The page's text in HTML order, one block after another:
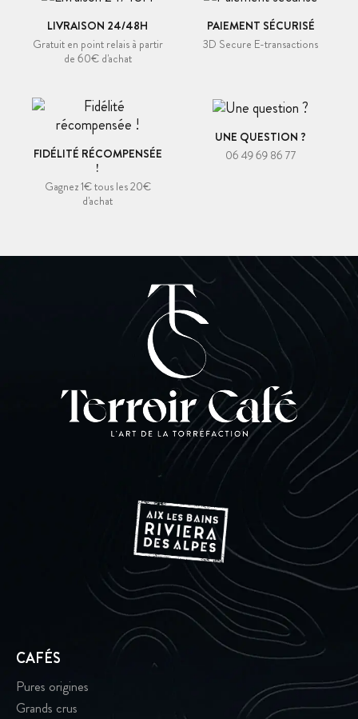
LIVRAISON 24/48H
Gratuit en point relais à partir
de 60€ d'achat
PAIEMENT SÉCURISÉ
3D Secure E-transactions
FIDÉLITÉ RÉCOMPENSÉE
!
Gagnez 1€ tous les 20€
d'achat
UNE QUESTION ?
06 49 69 86 77
CAFÉS
Pures origines
Grands crus